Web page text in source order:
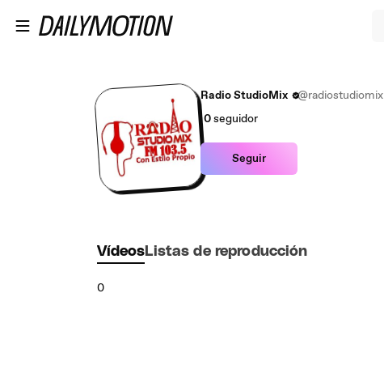
Radio StudioMix
@radiostudiomix
0seguidor
Seguir
Vídeos Listas de reproducción
0